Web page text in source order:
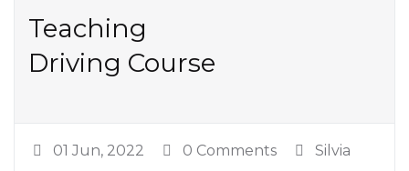
Teaching
Driving Course
01 Jun, 2022 0 Comments Silvia